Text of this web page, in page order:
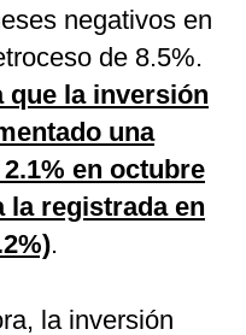
negativos en
de 8.5%.
que la inversión
una
en octubre
la registrada en
.
la inversión